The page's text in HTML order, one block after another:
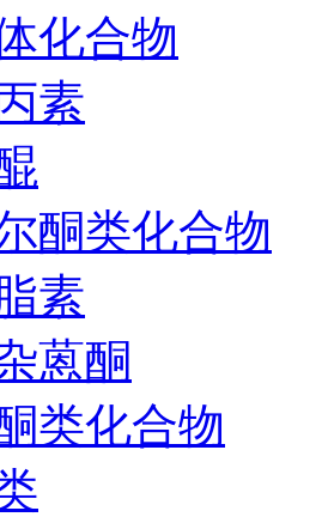
化合物
素
酮类化合物
素
蒽酮
类化合物